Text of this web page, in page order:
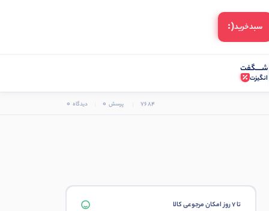
سبد‌خرید(:
شـــــگفت
انگیزت
7684 پرسش 0 دیدگاه 0
تا 7 روز امکان مرجوعی کالا